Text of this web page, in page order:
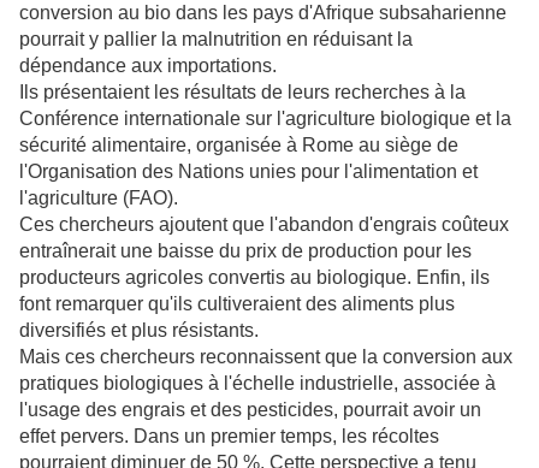
conversion au bio dans les pays d'Afrique subsaharienne
pourrait y pallier la malnutrition en réduisant la
dépendance aux importations.
Ils présentaient les résultats de leurs recherches à la
Conférence internationale sur l'agriculture biologique et la
sécurité alimentaire, organisée à Rome au siège de
l'Organisation des Nations unies pour l'alimentation et
l'agriculture (FAO).
Ces chercheurs ajoutent que l'abandon d'engrais coûteux
entraînerait une baisse du prix de production pour les
producteurs agricoles convertis au biologique. Enfin, ils
font remarquer qu'ils cultiveraient des aliments plus
diversifiés et plus résistants.
Mais ces chercheurs reconnaissent que la conversion aux
pratiques biologiques à l'échelle industrielle, associée à
l'usage des engrais et des pesticides, pourrait avoir un
effet pervers. Dans un premier temps, les récoltes
pourraient diminuer de 50 %. Cette perspective a tenu